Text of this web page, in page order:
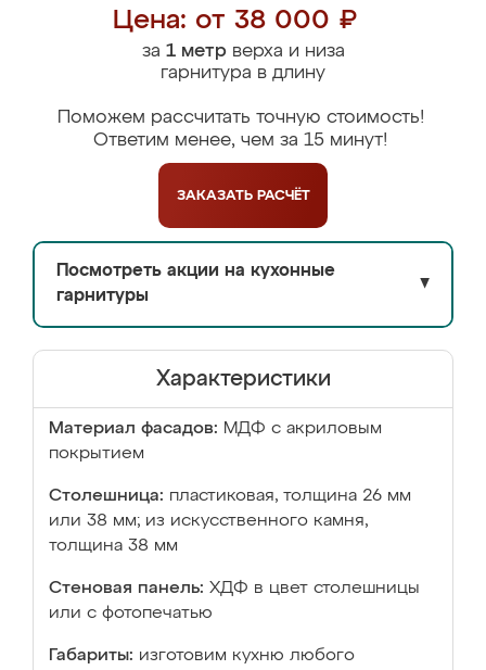
Цена: от 38 000 ₽
за 1 метрверха и низа
гарнитура в длину
Поможем рассчитать точную стоимость!
Ответим менее, чем за 15 минут!
ЗАКАЗАТЬ РАСЧЁТ
Посмотреть акции на кухонные
гарнитуры
▼
Характеристики
Материал фасадов: МДФ с акриловым
покрытием
Столешница: пластиковая, толщина 26 мм
или 38 мм; из искусственного камня,
толщина 38 мм
Стеновая панель: ХДФ в цвет столешницы
или с фотопечатью
Габариты: изготовим кухню любого